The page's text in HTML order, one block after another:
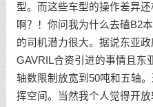
型。而这些车型的操作差异还
啊？！你问我为什么去磕B2
的司机潜力很大。据说东亚
GAVRIL合资引进的事情且东
轴数限制放宽到50吨和五轴
挥空间。当然我个人觉得开